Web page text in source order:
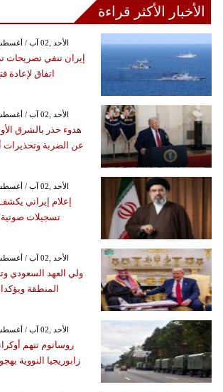
الأخبار الأكثر قراءة
GMT 13:55 2026 الأحد ,02 آب / أغسطس
إيران تنفي تصريحات
اتفاق لإعادة
GMT 13:19 2026 الأحد ,02 آب / أغسطس
هدوء حذر بالشرق
عن الضربة وتحذيرات
GMT 11:10 2026 الأحد ,02 آب / أغسطس
إعلام إيراني
تسجيلات
GMT 09:42 2026 الأحد ,02 آب / أغسطس
ولي العهد السعودي
المنطقة
GMT 13:38 2026 الأحد ,02 آب / أغسطس
روساتوم تتهم
زابوريجيا النووية